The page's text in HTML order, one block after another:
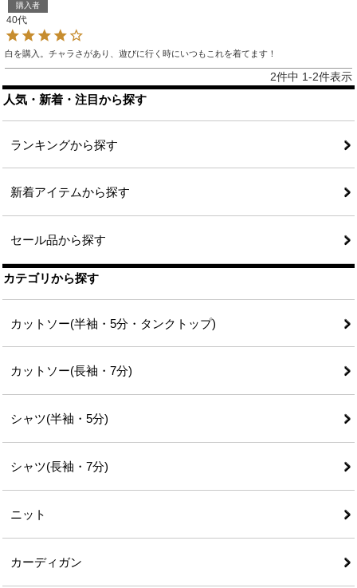
購入者
40代
白を購入。チャラさがあり、遊びに行く時にいつもこれを着てます！
2件中 1-2件表示
人気・新着・注目から探す
ランキングから探す
新着アイテムから探す
セール品から探す
カテゴリから探す
カットソー(半袖・5分・タンクトップ)
カットソー(長袖・7分)
シャツ(半袖・5分)
シャツ(長袖・7分)
ニット
カーディガン